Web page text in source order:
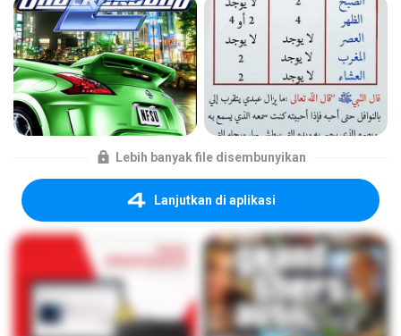
Lebih banyak file disembunyikan
Lanjutkan di aplikasi